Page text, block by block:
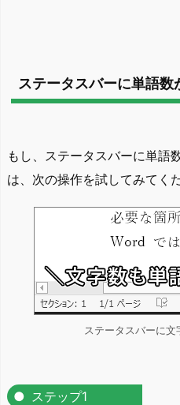
ステータスバーに単語数
もし、ステータスバーに単語
は、次の操作を試してみてく
ステータスバーに
ステップ1